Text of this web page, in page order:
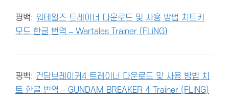
핑백: 워테일즈 트레이너 다운로드 및 사용 방법 치트키
모드 한글 번역 – Wartales Trainer (FLiNG)
핑백: 건담브레이커4 트레이너 다운로드 및 사용 방법 치
트 한글 번역 – GUNDAM BREAKER 4 Trainer (FLiNG)